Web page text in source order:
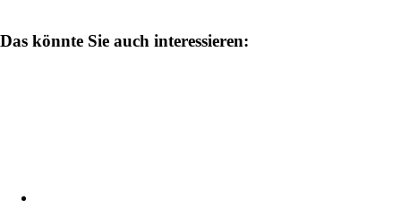
Das könnte Sie auch interessieren: